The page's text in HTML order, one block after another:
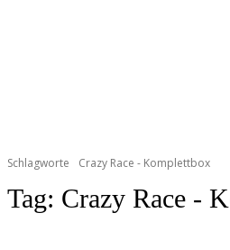
Schlagworte Crazy Race - Komplettbox
Tag: Crazy Race -